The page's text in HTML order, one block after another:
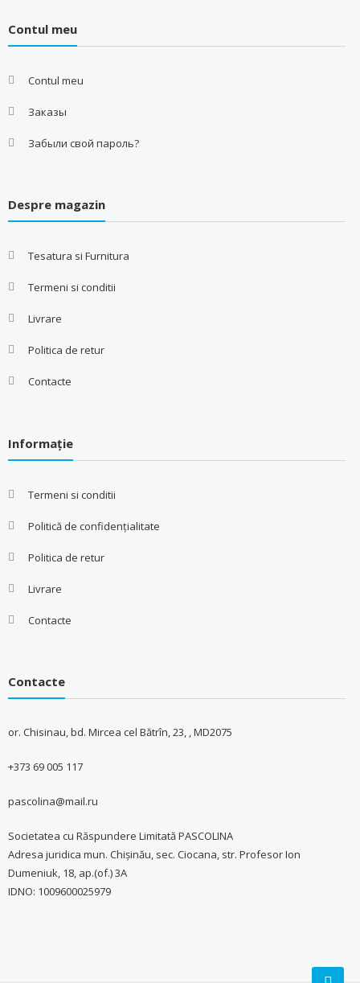
Contul meu
Contul meu
Заказы
Забыли свой пароль?
Despre magazin
Tesatura si Furnitura
Termeni si conditii
Livrare
Politica de retur
Contacte
Informație
Termeni si conditii
Politică de confidențialitate
Politica de retur
Livrare
Contacte
Contacte
or. Chisinau, bd. Mircea cel Bătrîn, 23, , MD2075
+373 69 005 117
pascolina@mail.ru
Societatea cu Răspundere Limitată PASCOLINA
Adresa juridica mun. Chişinău, sec. Ciocana, str. Profesor Ion
Dumeniuk, 18, ap.(of.) 3A
IDNO: 1009600025979